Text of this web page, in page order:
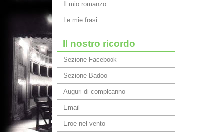
Il mio romanzo
Le mie frasi
Il nostro ricordo
Sezione Facebook
Sezione Badoo
Auguri di compleanno
Email
Eroe nel vento